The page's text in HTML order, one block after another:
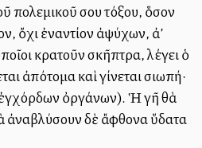
πολεμικοῦ σου τόξου, ὅσον
ὄχι ἐναντίον ἀψύχων, ἀλλ’
κρατοῦν σκῆπτρα, λέγει ὁ
ἀπότομα καὶ γίνεται σιωπή·
ἐγχόρδων ὀργάνων). Ἡ γῆ θὰ
ἀναβλύσουν δὲ ἄφθονα ὕδατα